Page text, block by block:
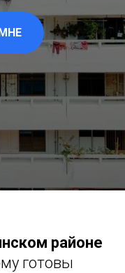
районе
готовы